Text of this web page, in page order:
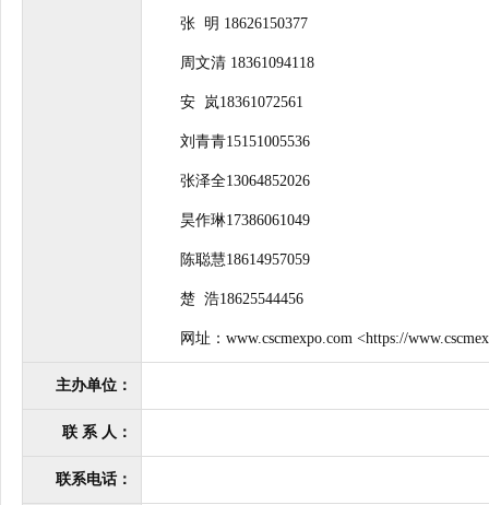
张 明 18626150377
周文清 18361094118
安 岚18361072561
刘青青15151005536
张泽全13064852026
昊作琳17386061049
陈聪慧18614957059
楚 浩18625544456
网址：www.cscmexpo.com <https://
主办单位：
联 系 人：
联系电话：